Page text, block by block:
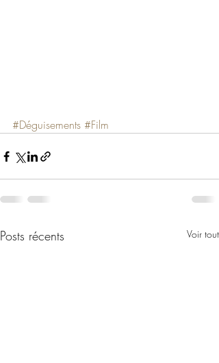
#Déguisements #Film
Posts récents Voir tout